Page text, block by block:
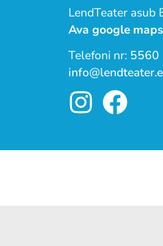
LendTeater asub
Ava google maps
Telefoni nr: 5560